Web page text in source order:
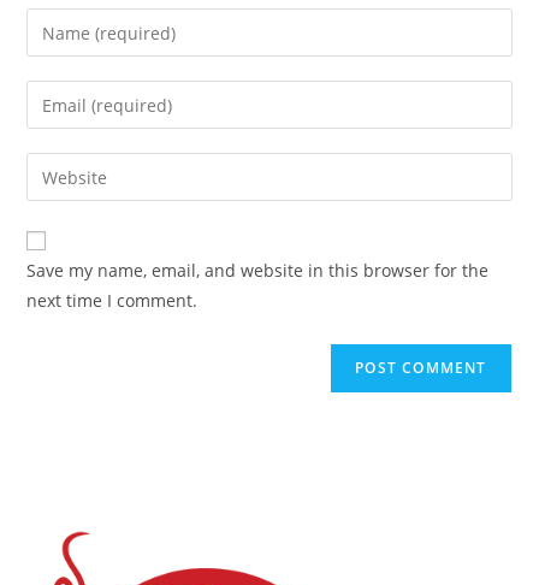
Enter
your
name
comment
Enter
your
email
address
comment
Enter
your
website
URL
(optional)
Save my name, email, and website in this browser for the
next time I comment.